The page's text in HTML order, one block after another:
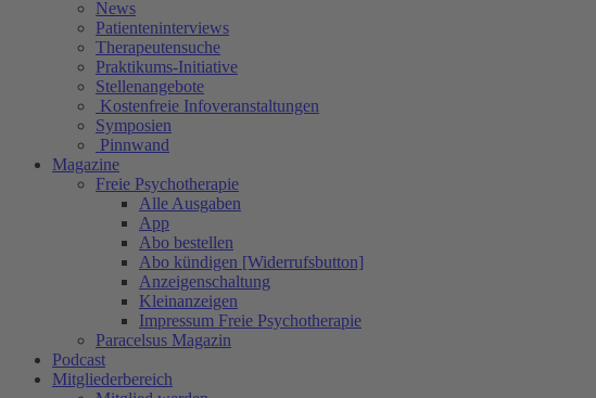
News
Patienteninterviews
Therapeutensuche
Praktikums-Initiative
Stellenangebote
Kostenfreie Infoveranstaltungen
Symposien
Pinnwand
Magazine
Freie Psychotherapie
Alle Ausgaben
App
Abo bestellen
Abo kündigen [Widerrufsbutton]
Anzeigenschaltung
Kleinanzeigen
Impressum Freie Psychotherapie
Paracelsus Magazin
Podcast
Mitgliederbereich